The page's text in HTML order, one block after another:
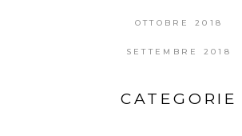
OTTOBRE 2018
SETTEMBRE 2018
CATEGORIE